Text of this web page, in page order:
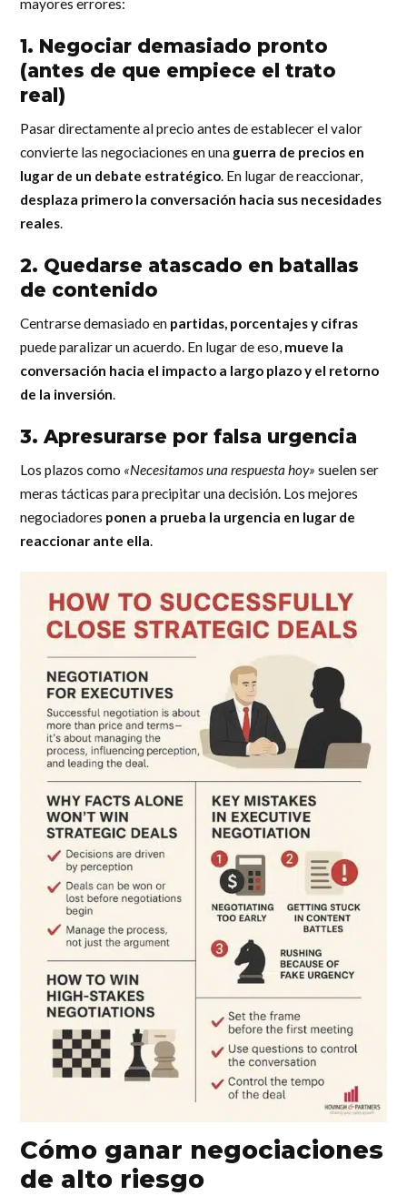
mayores errores:
1. Negociar demasiado pronto
(antes de que empiece el trato
real)
Pasar directamente al precio antes de establecer el valor
convierte las negociaciones en una guerra de precios en
lugar de un debate estratégico. En lugar de reaccionar,
desplaza primero la conversación hacia sus necesidades
reales.
2. Quedarse atascado en batallas
de contenido
Centrarse demasiado en partidas, porcentajes y cifras
puede paralizar un acuerdo. En lugar de eso, mueve la
conversación hacia el impacto a largo plazo y el retorno
de la inversión.
3. Apresurarse por falsa urgencia
Los plazos como «Necesitamos una respuesta hoy» suelen ser
meras tácticas para precipitar una decisión. Los mejores
negociadores ponen a prueba la urgencia en lugar de
reaccionar ante ella.
Cómo ganar negociaciones
de alto riesgo